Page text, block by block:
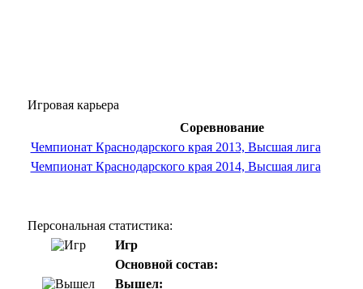
Игровая карьера
Соревнование
Чемпионат Краснодарского края 2013, Высшая лига
Чемпионат Краснодарского края 2014, Высшая лига
Персональная статистика:
Игр
Основной состав:
Вышел: